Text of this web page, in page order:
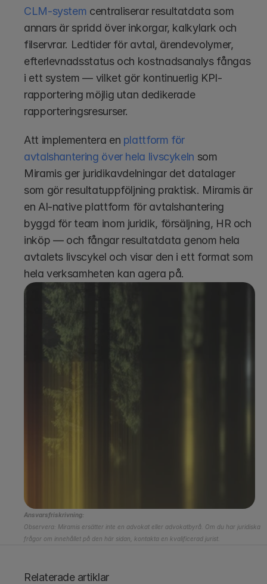
CLM-system centraliserar resultatdata som
annars är spridd över inkorgar, kalkylark och
filservrar. Ledtider för avtal, ärendevolymer,
efterlevnadsstatus och kostnadsanalys fångas
i ett system — vilket gör kontinuerlig KPI-
rapportering möjlig utan dedikerade
rapporteringsresurser.
Att implementera en plattform för
avtalshantering över hela livscykeln som
Miramis ger juridikavdelningar det datalager
som gör resultatuppföljning praktisk. Miramis är
en AI-native plattform för avtalshantering
byggd för team inom juridik, försäljning, HR och
inköp — och fångar resultatdata genom hela
avtalets livscykel och visar den i ett format som
hela verksamheten kan agera på.
Boka en demo
Ansvarsfriskrivning:
Observera: Miramis ersätter inte en advokat eller advokatbyrå. Om du har juridiska
frågor om innehållet på den här sidan, kontakta en kvalificerad jurist.
Relaterade artiklar